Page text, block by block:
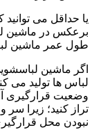
یا حداقل می
برعکس در ماشین
طول عمر ماشین
اگر ماشین
لباس ها تولید می
وضعیت قرارگیری
تراز کنید؛ زیرا
نبودن محل